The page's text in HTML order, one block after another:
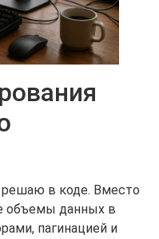
в коде. Вместо
объемы данных в
пагинацией и